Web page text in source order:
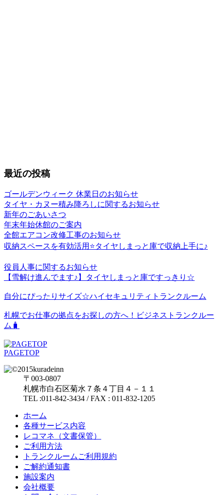
最近の投稿
ゴールデンウィーク 休業日のお知らせ
タイヤ・カヌー積み降ろしに関するお知らせ
新年のごあいさつ
年末年始休館のご案内
全館エアコン改修工事のお知らせ
収納スペースを有効活用⭐️タイヤしまっと庫で収納上手に♪
役員人事に関するお知らせ
【雪解け進んでます♪】タイヤしまっと庫ですっきり☆
自分にぴったりサイズ☆ハイセキュリティトランクルーム
札幌でお仕事の拠点をお探しの方へ！ビジネストランクルー
ム🧳
PAGETOP
〒003-0807
札幌市白石区菊水７条４丁目４－１１
TEL :011-842-3434 / FAX : 011-832-1205
ホーム
各種サービス内容
レコマネ（文書保管）
ご利用方法
トランクルームご利用規約
ご解約通知書
施設案内
会社概要